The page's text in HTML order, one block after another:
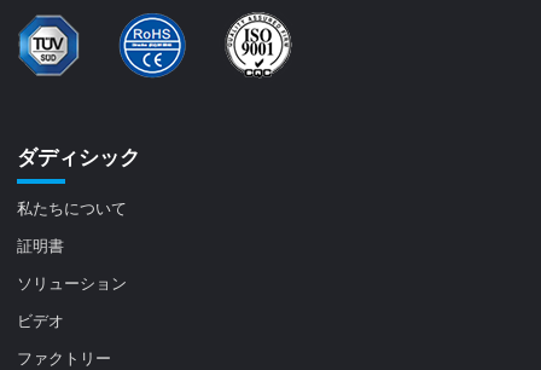
ダディシック
私たちについて
証明書
ソリューション
ビデオ
ファクトリー